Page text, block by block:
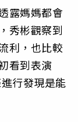
露媽媽都會
秀彬觀察到
利，也比較
看到表演
行發現是能